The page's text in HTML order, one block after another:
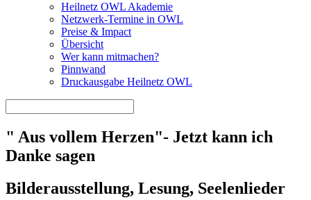
Heilnetz OWL Akademie
Netzwerk-Termine in OWL
Preise & Impact
Übersicht
Wer kann mitmachen?
Pinnwand
Druckausgabe Heilnetz OWL
" Aus vollem Herzen"- Jetzt kann ich
Danke sagen
Bilderausstellung, Lesung, Seelenlieder